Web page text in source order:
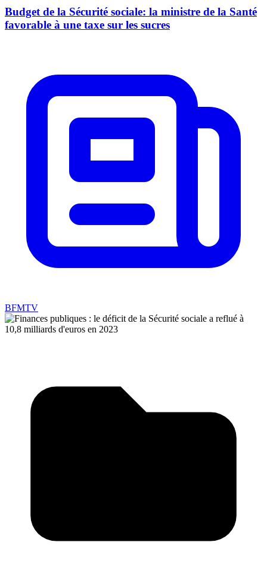
Budget de la Sécurité sociale: la ministre de la Santé
favorable à une taxe sur les sucres
BFMTV